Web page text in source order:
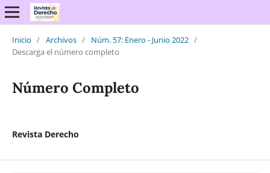
Inicio / Archivos / Núm. 57: Enero - Junio 2022 /
Descarga el número completo
Número Completo
Revista Derecho